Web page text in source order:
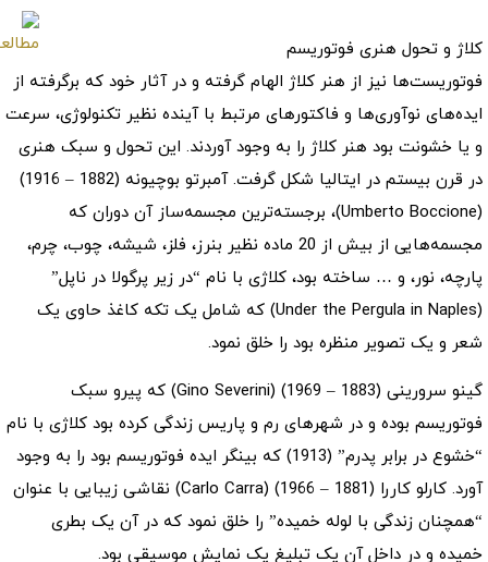
کلاژ و تحول هنری فوتوریسم
فوتوریست‌ها نیز از هنر کلاژ الهام گرفته و در آثار خود که برگرفته از
ایده‌های نوآوری‌ها و فاکتورهای مرتبط با آینده نظیر تکنولوژی، سرعت
و یا خشونت بود هنر کلاژ را به وجود آوردند. این تحول و سبک هنری
در قرن بیستم در ایتالیا شکل گرفت. آمبرتو بوچیونه (1882 – 1916)
(Umberto Boccione)، برجسته‌ترین مجسمه‌ساز آن دوران که
مجسمه‌هایی از بیش از 20 ماده نظیر بنرز، فلز، شیشه، چوب، چرم،
پارچه، نور، و … ساخته بود، کلاژی با نام “در زیر پرگولا در ناپل”
(Under the Pergula in Naples) که شامل یک تکه کاغذ حاوی یک
شعر و یک تصویر منظره بود را خلق نمود.
گینو سرورینی (1883 – 1969) (Gino Severini) که پیرو سبک
فوتوریسم بوده و در شهرهای رم و پاریس زندگی کرده بود کلاژی با نام
“خشوع در برابر پدرم” (1913) که بینگر ایده فوتوریسم بود را به وجود
آورد. کارلو کاررا (1881 – 1966) (Carlo Carra) نقاشی زیبایی با عنوان
“همچنان زندگی با لوله خمیده” را خلق نمود که در آن یک بطری
خمیده و در داخل آن یک تبلیغ یک نمایش موسیقی بود.